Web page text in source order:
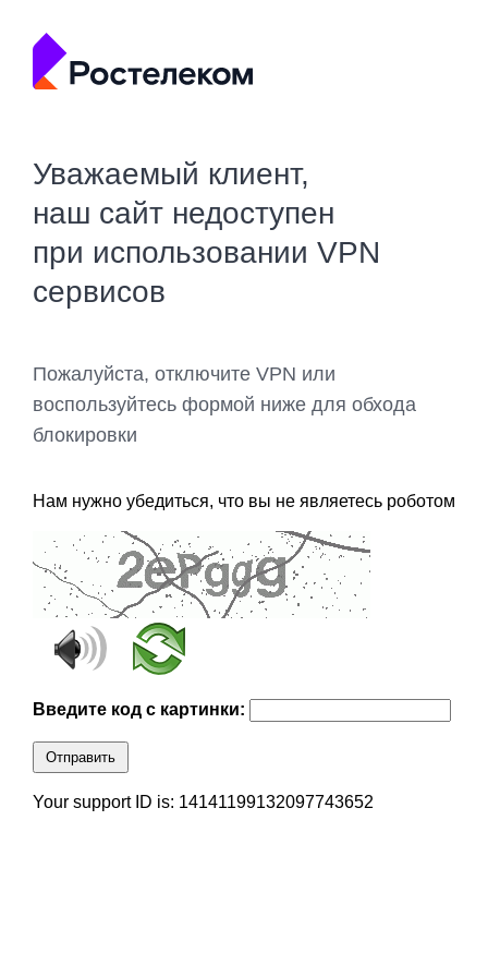
Уважаемый клиент,
наш сайт недоступен
при использовании VPN
сервисов
Пожалуйста, отключите VPN или
воспользуйтесь формой ниже для обхода
блокировки
Нам нужно убедиться, что вы не являетесь роботом
Введите код с картинки:
Отправить
Your support ID is: 14141199132097743652